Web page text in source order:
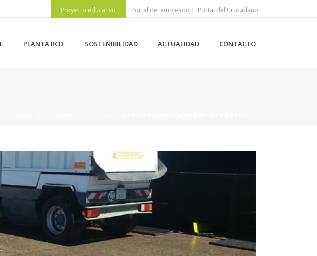
Proyecto educativo Portal del empleado Portal del Ciudadano
PLANTA RCD SOSTENIBILIDAD ACTUALIDAD CONTACTO